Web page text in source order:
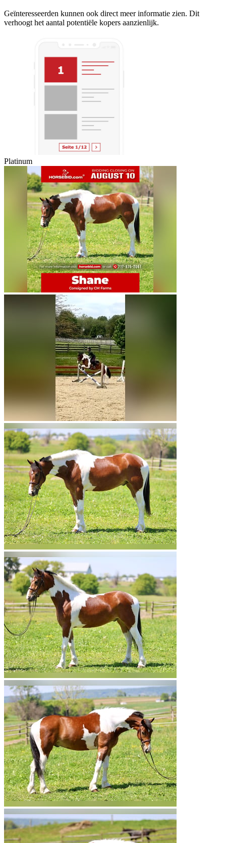
Geïnteresseerden kunnen ook direct meer informatie zien. Dit
verhoogt het aantal potentiële kopers aanzienlijk.
Platinum